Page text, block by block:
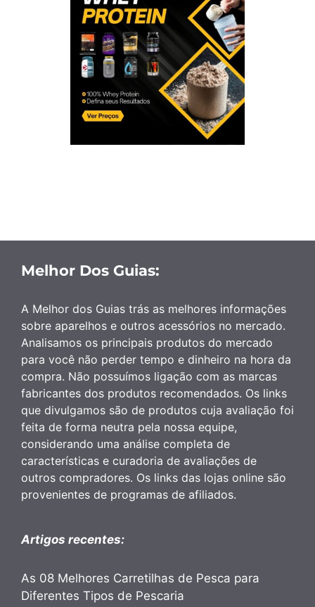
Melhor Dos Guias:
A Melhor dos Guias trás as melhores informações
sobre aparelhos e outros acessórios no mercado.
Analisamos os principais produtos do mercado
para você não perder tempo e dinheiro na hora da
compra. Não possuímos ligação com as marcas
fabricantes dos produtos recomendados. Os links
que divulgamos são de produtos cuja avaliação foi
feita de forma neutra pela nossa equipe,
considerando uma análise completa de
características e curadoria de avaliações de
outros compradores. Os links das lojas online são
provenientes de programas de afiliados.
Artigos recentes:
As 08 Melhores Carretilhas de Pesca para
Diferentes Tipos de Pescaria